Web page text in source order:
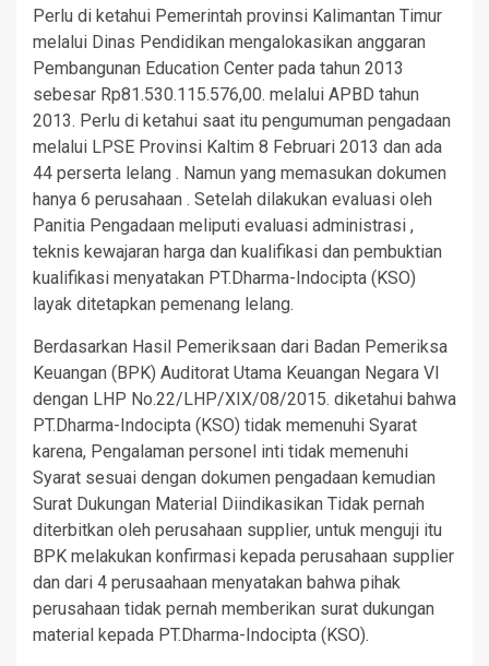
Perlu di ketahui Pemerintah provinsi Kalimantan Timur
melalui Dinas Pendidikan mengalokasikan anggaran
Pembangunan Education Center pada tahun 2013
sebesar Rp81.530.115.576,00. melalui APBD tahun
2013. Perlu di ketahui saat itu pengumuman pengadaan
melalui LPSE Provinsi Kaltim 8 Februari 2013 dan ada
44 perserta lelang . Namun yang memasukan dokumen
hanya 6 perusahaan . Setelah dilakukan evaluasi oleh
Panitia Pengadaan meliputi evaluasi administrasi ,
teknis kewajaran harga dan kualifikasi dan pembuktian
kualifikasi menyatakan PT.Dharma-Indocipta (KSO)
layak ditetapkan pemenang lelang.
Berdasarkan Hasil Pemeriksaan dari Badan Pemeriksa
Keuangan (BPK) Auditorat Utama Keuangan Negara VI
dengan LHP No.22/LHP/XIX/08/2015. diketahui bahwa
PT.Dharma-Indocipta (KSO) tidak memenuhi Syarat
karena, Pengalaman personel inti tidak memenuhi
Syarat sesuai dengan dokumen pengadaan kemudian
Surat Dukungan Material Diindikasikan Tidak pernah
diterbitkan oleh perusahaan supplier, untuk menguji itu
BPK melakukan konfirmasi kepada perusahaan supplier
dan dari 4 perusaahaan menyatakan bahwa pihak
perusahaan tidak pernah memberikan surat dukungan
material kepada PT.Dharma-Indocipta (KSO).